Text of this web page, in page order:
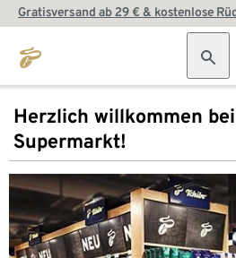
Gratisversand ab 29 € & kostenlose
Herzlich willkommen
Supermarkt!